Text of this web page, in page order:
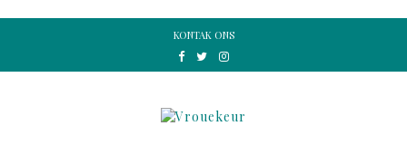
KONTAK ONS